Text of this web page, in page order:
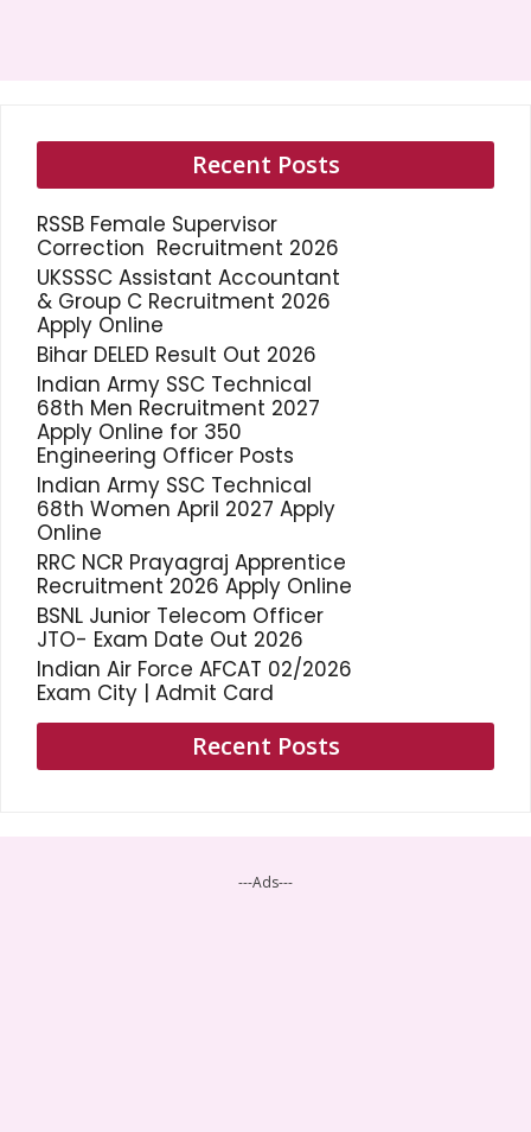
Recent Posts
RSSB Female Supervisor
Correction Recruitment 2026
UKSSSC Assistant Accountant
& Group C Recruitment 2026
Apply Online
Bihar DELED Result Out 2026
Indian Army SSC Technical
68th Men Recruitment 2027
Apply Online for 350
Engineering Officer Posts
Indian Army SSC Technical
68th Women April 2027 Apply
Online
RRC NCR Prayagraj Apprentice
Recruitment 2026 Apply Online
BSNL Junior Telecom Officer
JTO- Exam Date Out 2026
Indian Air Force AFCAT 02/2026
Exam City | Admit Card
Recent Posts
---Ads---